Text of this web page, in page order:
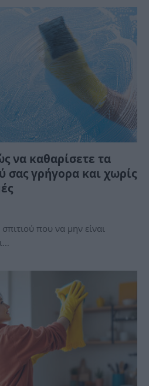
να καθαρίσετε τα
σας γρήγορα και χωρίς
που να μην είναι